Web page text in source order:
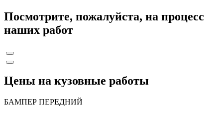
Посмотрите, пожалуйста, на процесс
наших работ
Цены на кузовные работы
БАМПЕР ПЕРЕДНИЙ